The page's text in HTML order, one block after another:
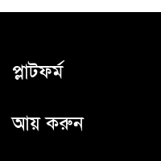
প্লাটফর্ম
আয় করুন